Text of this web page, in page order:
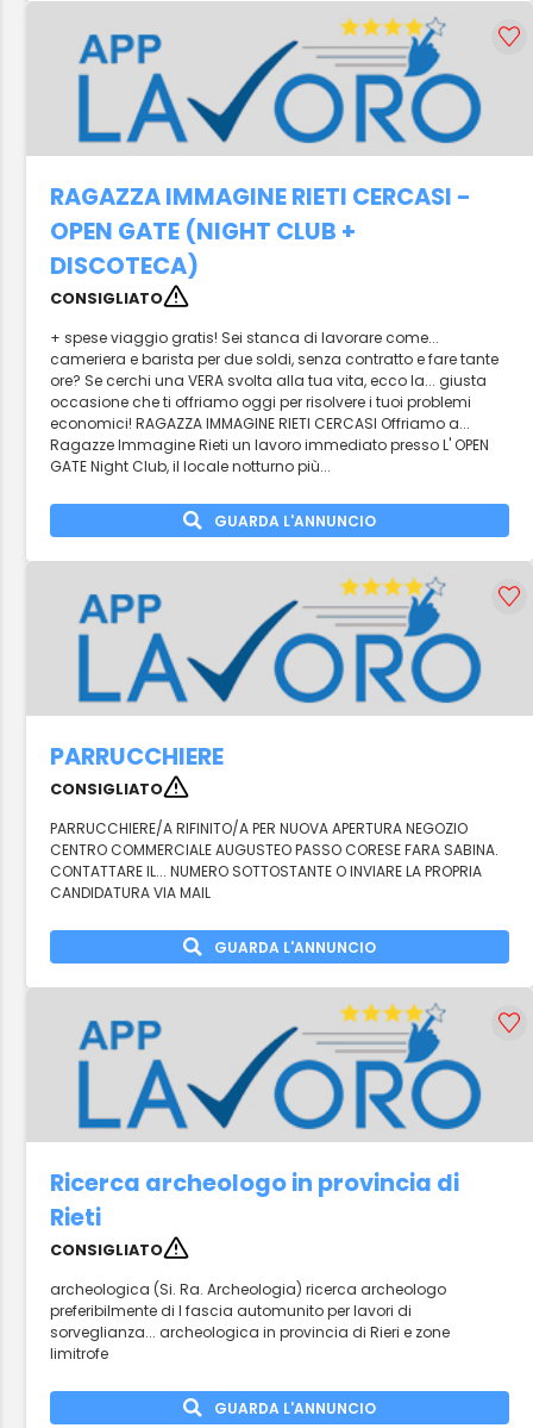
RAGAZZA IMMAGINE RIETI CERCASI -
OPEN GATE (NIGHT CLUB +
DISCOTECA)
CONSIGLIATO
+ spese viaggio gratis! Sei stanca di lavorare come...
cameriera e barista per due soldi, senza contratto e fare tante
ore? Se cerchi una VERA svolta alla tua vita, ecco la... giusta
occasione che ti offriamo oggi per risolvere i tuoi problemi
economici! RAGAZZA IMMAGINE RIETI CERCASI Offriamo a...
Ragazze Immagine Rieti un lavoro immediato presso L' OPEN
GATE Night Club, il locale notturno più...
GUARDA L'ANNUNCIO
PARRUCCHIERE
CONSIGLIATO
PARRUCCHIERE/A RIFINITO/A PER NUOVA APERTURA NEGOZIO
CENTRO COMMERCIALE AUGUSTEO PASSO CORESE FARA SABINA.
CONTATTARE IL... NUMERO SOTTOSTANTE O INVIARE LA PROPRIA
CANDIDATURA VIA MAIL
GUARDA L'ANNUNCIO
Ricerca archeologo in provincia di
Rieti
CONSIGLIATO
archeologica (Si. Ra. Archeologia) ricerca archeologo
preferibilmente di I fascia automunito per lavori di
sorveglianza... archeologica in provincia di Rieri e zone
limitrofe
GUARDA L'ANNUNCIO